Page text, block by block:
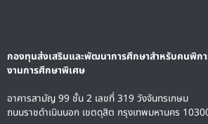
กองทุนส่งเสริมและพัฒนาการศึกษาสำหรับคนพิกา
งานการศึกษาพิเศษ
อาคารสามัญ 99 ชั้น 2 เลขที่ 319 วังจันทรเกษม
ถนนราชดำเนินนอก เขตดุสิต กรุงเทพมหานคร